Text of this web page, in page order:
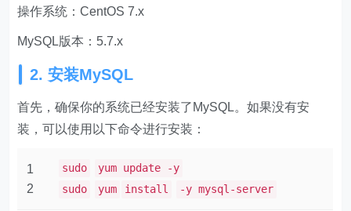
操作系统：CentOS 7.x
MySQL版本：5.7.x
2. 安装MySQL
首先，确保你的系统已经安装了MySQL。如果没有安
装，可以使用以下命令进行安装：
1
2
sudo
yum update -y
sudo
yum install -y mysql-server